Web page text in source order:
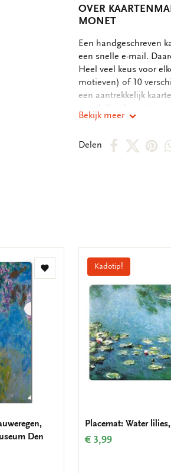
OVER
MONET
OMSCHRIJVING
Een handgeschreven
een snelle e-mail.
Heel veel keus voor
motieven) of 10
een aantrekkelijk
verschillende
binnenkant van de
motieven - 240 grms
Bekijk meer
Delen
DeelDeel
Toevoegen
Den
Kadotip!
Placemat: Water
€ 3,99